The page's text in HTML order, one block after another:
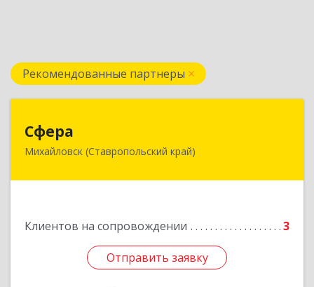
Рекомендованные партнеры
Сфера
Михайловск (Ставропольский край)
Клиентов на сопровождении 3
Отправить заявку
356240, Ставропольский край, Шпаковский р-
Подробнее
Отправить заявку